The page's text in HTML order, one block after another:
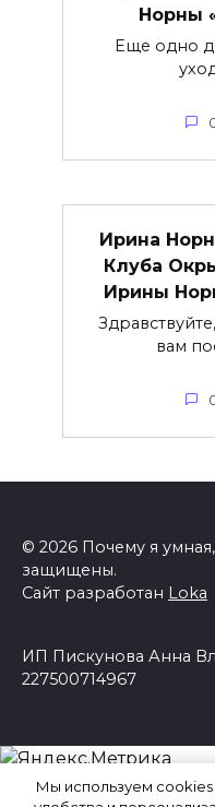
Норны
Еще одно
Ирина
Клуба
Ирины
вам
© 2026 Почему я
защищены.
Сайт разработан Loka
ИП Пискунова Анна
227500714967
Мы используем cookies